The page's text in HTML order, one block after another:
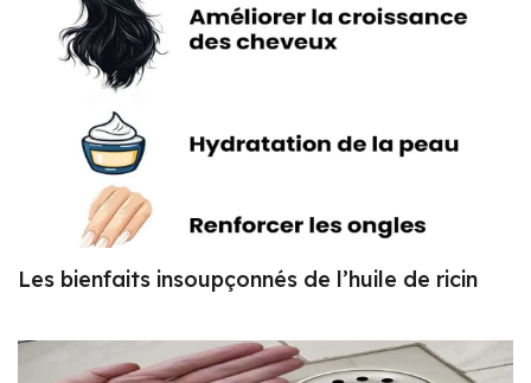
Les bienfaits insoupçonnés de l’huile de ricin